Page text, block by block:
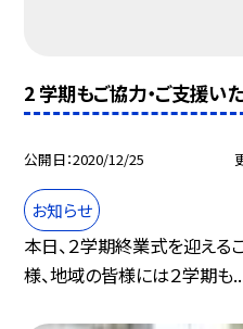
2 学期もご協力・ご支援い
公開日 2020/12/25
お知らせ
本日、２学期終業式を迎える
様、地域の皆様には２学期も